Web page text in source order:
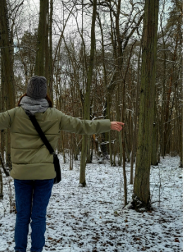
भारत में दर्शनीय 10 सबसे प्रसिद्ध मंदिर:
आस्था, इतिहास और वास्तुकला के अद्भुत
प्रतीक
August 9, 2026 0 Comments